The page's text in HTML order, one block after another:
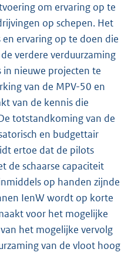
om ervaring op te
op schepen. Het
ervaring op te doen die
verdere verduurzaming
in nieuwe projecten te
van de MPV-50 en
van de kennis die
totstandkoming van de
en budgettair
ertoe dat de pilots
de schaarse capaciteit
op handen zijnde
IenW wordt op korte
voor het mogelijke
het mogelijke vervolg
van de vloot hoog